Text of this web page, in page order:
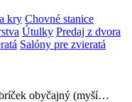
kry Chovné stanice
Útulky Predaj z dvora
Salóny pre zvieratá
obyčajný (myší…